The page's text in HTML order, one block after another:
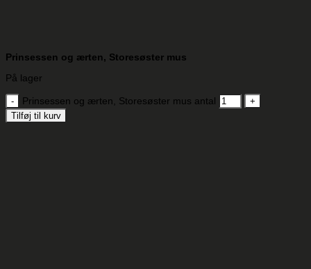
Prinsessen og ærten, Storesøster mus
På lager
Prinsessen og ærten, Storesøster mus antal
Tilføj til kurv